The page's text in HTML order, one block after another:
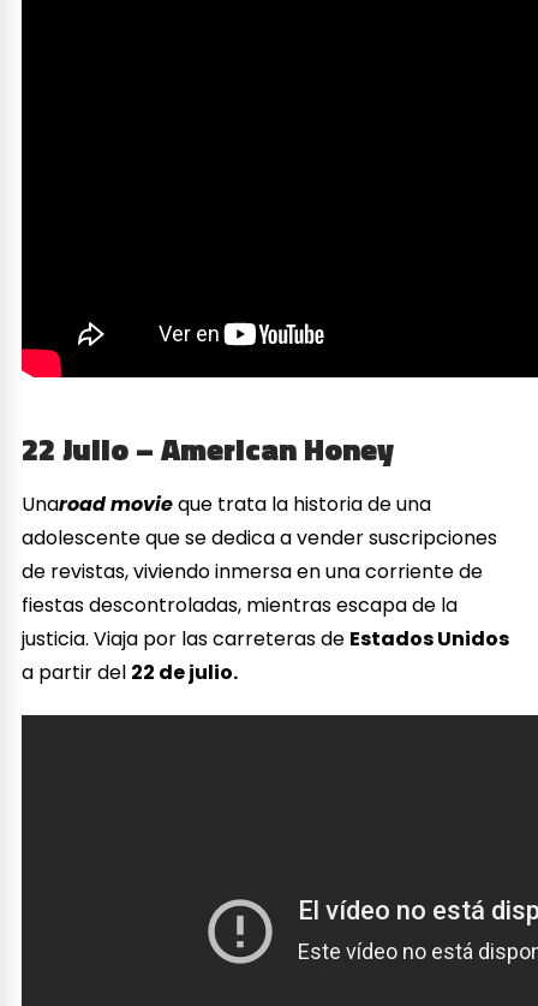
22 Julio – American Honey
Unaroad movieque trata la historia de una
adolescente que se dedica a vender suscripciones
de revistas, viviendo inmersa en una corriente de
fiestas descontroladas, mientras escapa de la
justicia. Viaja por las carreteras de Estados Unidos
a partir del 22 de julio.